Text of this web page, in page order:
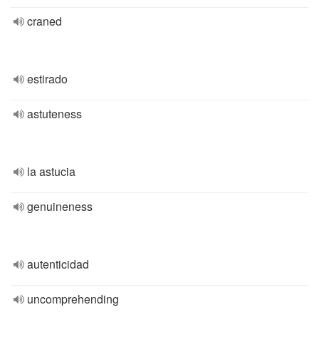
craned
estirado
astuteness
la astucia
genuineness
autenticidad
uncomprehending